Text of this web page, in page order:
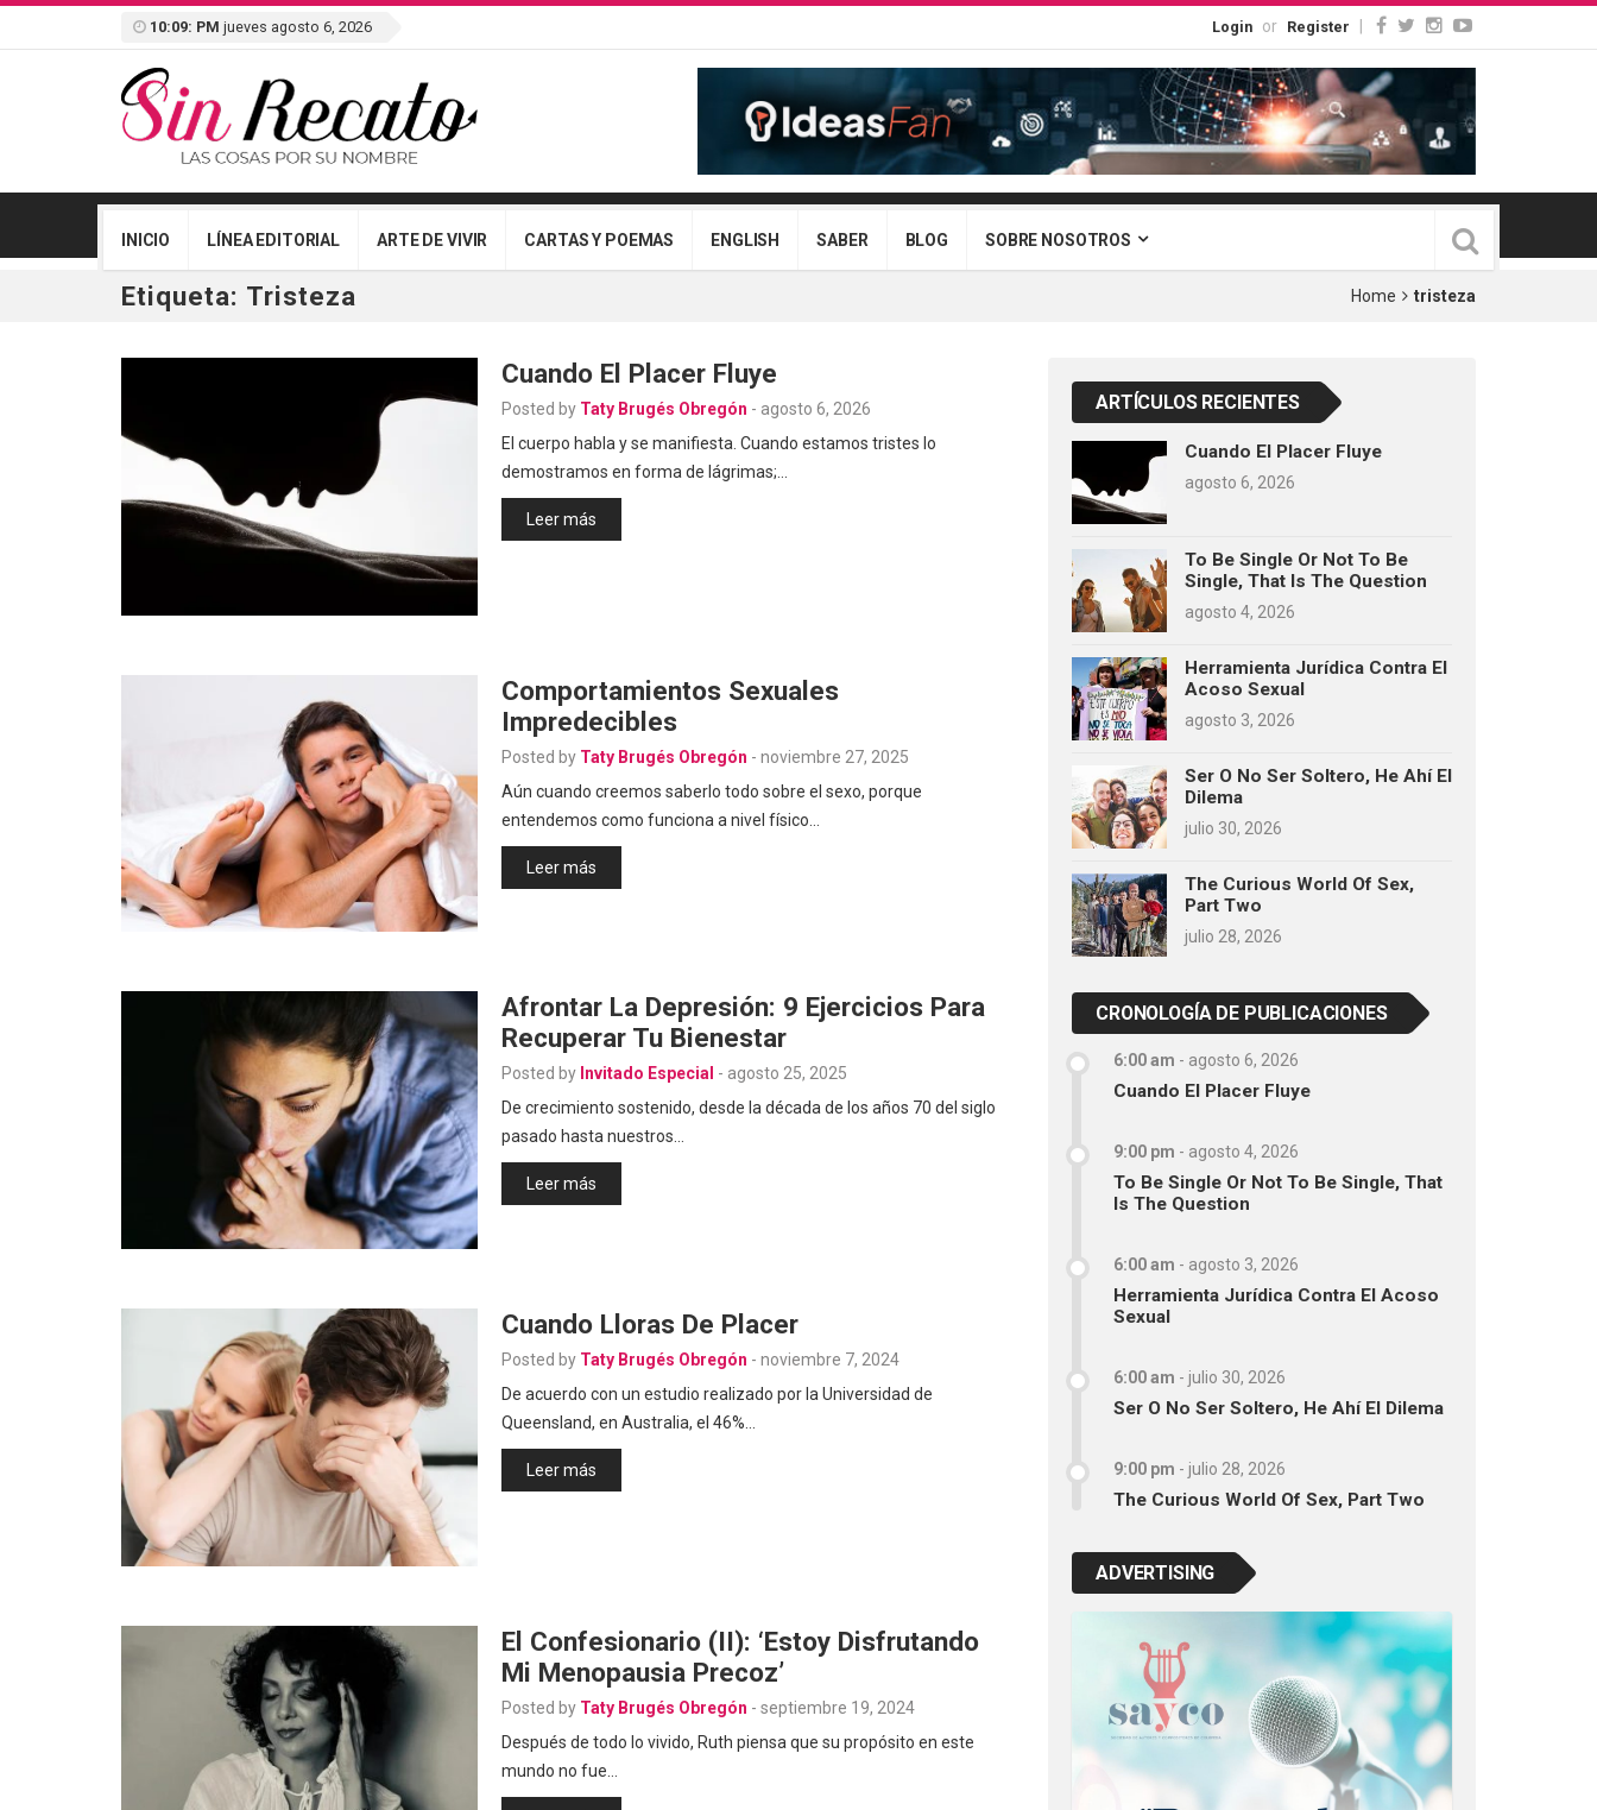
10:09: PM jueves agosto 6, 2026 Login or Register
INICIO LÍNEA EDITORIAL ARTE DE VIVIR CARTAS Y POEMAS ENGLISH SABER BLOG SOBRE NOSOTROS
Etiqueta: Tristeza Home tristeza
Cuando El Placer Fluye
Posted by Taty Brugés Obregón - agosto 6, 2026
El cuerpo habla y se manifiesta. Cuando estamos tristes lo
demostramos en forma de lágrimas;…
Leer más
Comportamientos Sexuales
Impredecibles
Posted by Taty Brugés Obregón - noviembre 27, 2025
Aún cuando creemos saberlo todo sobre el sexo, porque
entendemos como funciona a nivel físico…
Leer más
Afrontar La Depresión: 9 Ejercicios Para
Recuperar Tu Bienestar
Posted by Invitado Especial - agosto 25, 2025
De crecimiento sostenido, desde la década de los años 70 del siglo
pasado hasta nuestros…
Leer más
Cuando Lloras De Placer
Posted by Taty Brugés Obregón - noviembre 7, 2024
De acuerdo con un estudio realizado por la Universidad de
Queensland, en Australia, el 46%…
Leer más
El Confesionario (II): ‘Estoy Disfrutando
Mi Menopausia Precoz’
Posted by Taty Brugés Obregón - septiembre 19, 2024
Después de todo lo vivido, Ruth piensa que su propósito en este
mundo no fue…
ARTÍCULOS RECIENTES
Cuando El Placer Fluye
agosto 6, 2026
To Be Single Or Not To Be
Single, That Is The Question
agosto 4, 2026
Herramienta Jurídica Contra El
Acoso Sexual
agosto 3, 2026
Ser O No Ser Soltero, He Ahí El
Dilema
julio 30, 2026
The Curious World Of Sex,
Part Two
julio 28, 2026
CRONOLOGÍA DE PUBLICACIONES
6:00 am - agosto 6, 2026
Cuando El Placer Fluye
9:00 pm - agosto 4, 2026
To Be Single Or Not To Be Single, That
Is The Question
6:00 am - agosto 3, 2026
Herramienta Jurídica Contra El Acoso
Sexual
6:00 am - julio 30, 2026
Ser O No Ser Soltero, He Ahí El Dilema
9:00 pm - julio 28, 2026
The Curious World Of Sex, Part Two
ADVERTISING